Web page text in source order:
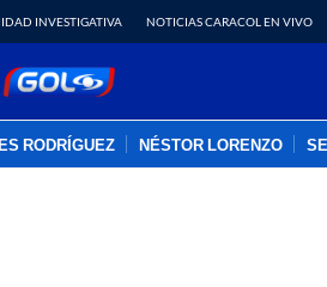
INVESTIGATIVA NOTICIAS CARACOL EN VIVO
RODRÍGUEZ NÉSTOR LORENZO